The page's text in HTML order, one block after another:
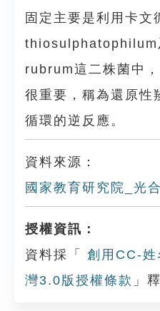
固定主要是利用卡
rubrum這二株菌中
很重要，稱為還原性
循環的逆反應。
資料來源：
國家教育研究院_光
授權資訊：
資料採「
創用CC-
灣3.0版授權條款 」